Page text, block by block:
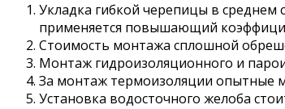
Укладка гибкой черепицы в среднем
применяется повышающий
Стоимость монтажа сплошной
Монтаж гидроизоляционного и
За монтаж термоизоляции опытные
Установка водосточного желоба